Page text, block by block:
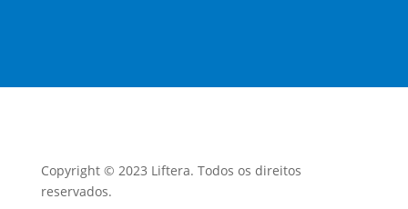
Copyright © 2023 Liftera. Todos os direitos
reservados.